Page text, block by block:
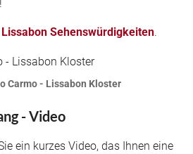
Lissabon Sehenswürdigkeiten.
Carmo - Lissabon Kloster
- Video
ein kurzes Video, das Ihnen eine